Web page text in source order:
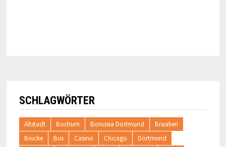
SCHLAGWÖRTER
Altstadt Bochum Borussia Dortmund
Brasilien
Brücke
Bus Casino Chicago
Dortmund